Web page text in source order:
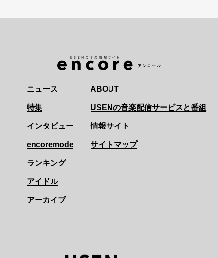
ニュース
特集
インタビュー
encoremode
ランキング
アイドル
アーカイブ
ABOUT
USENの音楽配信サービスと番組
情報サイト
サイトマップ